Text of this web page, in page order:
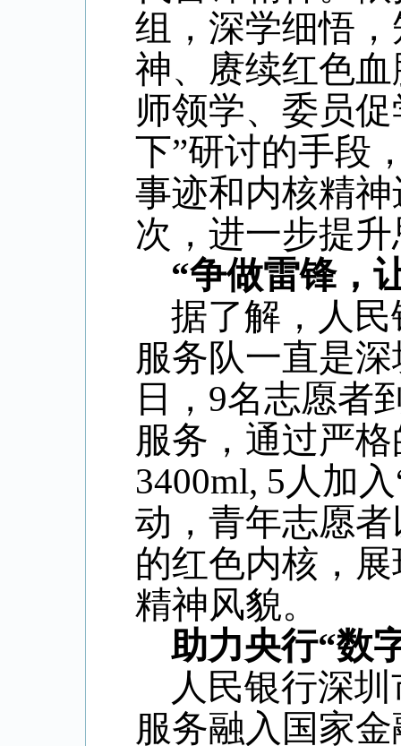
组，深学细悟
神、赓续红色
师领学、委员
下”研讨的手段
事迹和内核精
次，进一步提
“争做雷锋，
据了解，人
服务队一直是
日，9名志愿者
服务，通过严
3400ml, 5人加
动，青年志愿
的红色内核，
精神风貌。
助力央行“数
人民银行深
服务融入国家